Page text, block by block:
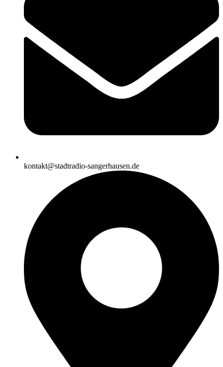
kontakt@stadtradio-sangerhausen.de